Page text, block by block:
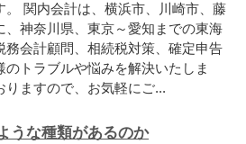
。 関内会計は、横浜市、川崎市、藤
、神奈川県、東京～愛知までの東海
務会計顧問、相続税対策、確定申告
トラブルや悩みを解決いたしま
ますので、お気軽にご...
うな種類があるのか